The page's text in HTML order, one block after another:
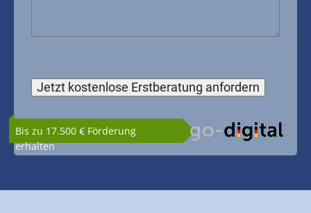
Bis zu 17.500 € Förderung
erhalten